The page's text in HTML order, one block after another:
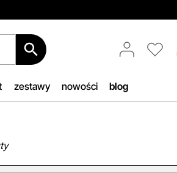
Darmowa Dostawa i Zwrot
błyskawicznej i efektywnej realizacji
zamówień w naszym sklepie. Dzięki
zestawy nowości blog